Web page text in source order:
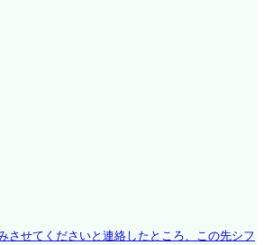
せてくださいと連絡したところ、この先シフ